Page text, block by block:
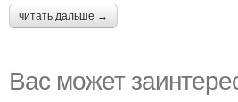
читать дальше →
Вас может